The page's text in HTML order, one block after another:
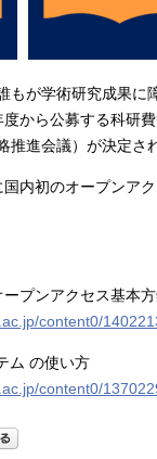
もが学術研究成果に
から公募する科研
推進会議）が決定さ
内初のオープンア
プンアクセス基本
content0/
ム の使い方
content0/